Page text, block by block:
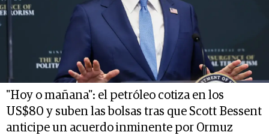
"Hoy o mañana": el petróleo cotiza en los
US$80 y suben las bolsas tras que Scott Bessent
anticipe un acuerdo inminente por Ormuz